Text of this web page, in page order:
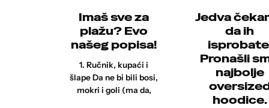
Imaš sve za
plažu? Evo
našeg popisa!
1. Ručnik, kupaći i
šlape Da ne bi bili bosi,
mokri i goli (ma da,
Jedva
da ih
Pronašli
najbolje
hoodice.